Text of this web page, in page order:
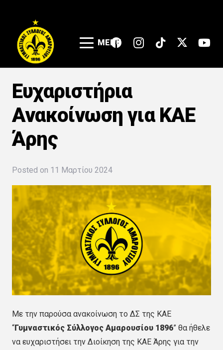
MENU
Ευχαριστήρια
Ανακοίνωση για ΚΑΕ
Άρης
Posted on 11 Μαρτίου 2024
Με την παρούσα ανακοίνωση το ΔΣ της ΚΑΕ
“Γυμναστικός Σύλλογος Αμαρουσίου 1896” θα ήθελε
να ευχαριστήσει την Διοίκηση της ΚΑΕ Άρης για την